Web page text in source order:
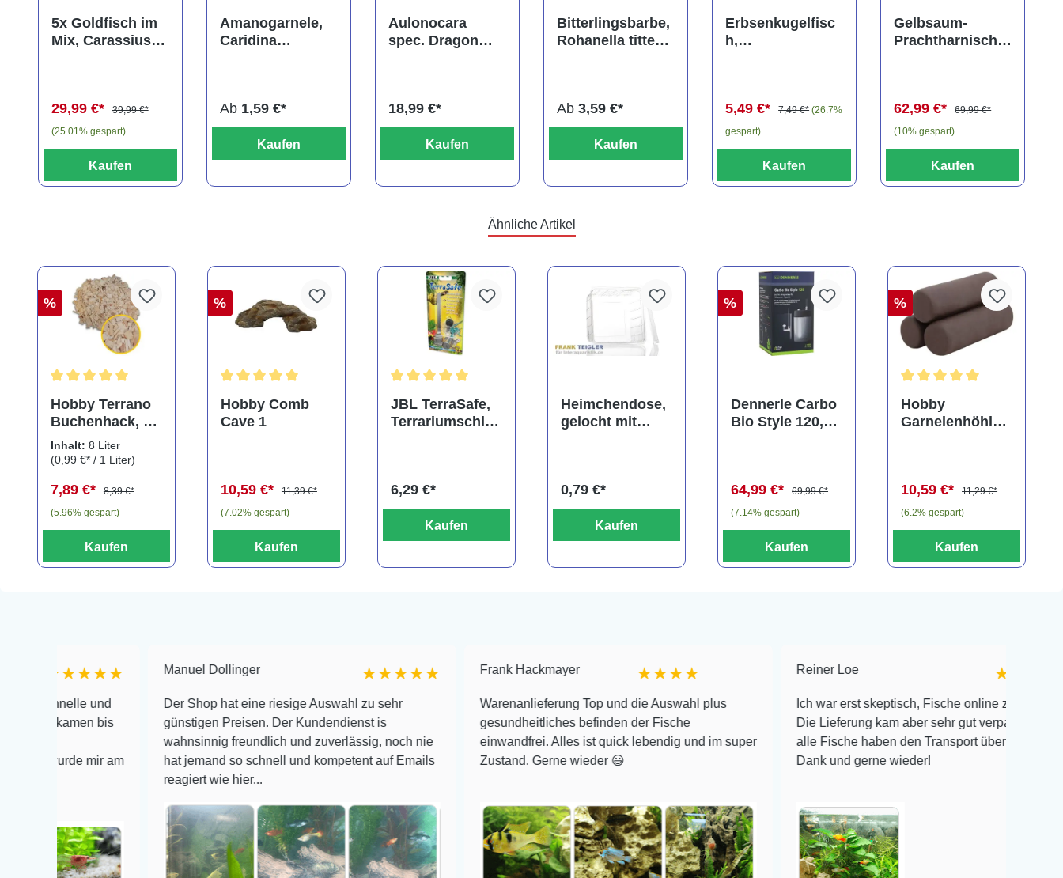
5x Goldfisch im
Mix, Carassius
29,99 €*
39,99 €*
(25.01% gespart)
Kaufen
Amanogarnele,
Caridina
Ab 1,59 €*
Kaufen
Aulonocara
spec. Dragon
18,99 €*
Kaufen
Bitterlingsbarbe,
Rohanella titteya,
Ab 3,59 €*
Kaufen
Erbsenkugelfisc
h,
5,49 €*
7,49 €* (26.7%
gespart)
Kaufen
Gelbsaum-
Prachtharnischw
62,99 €*
69,99 €*
(10% gespart)
Kaufen
Ähnliche Artikel
%
Hobby Terrano
Buchenhack, 8
Liter
Inhalt: 8 Liter
(0,99 €* / 1 Liter)
7,89 €*
8,39 €*
(5.96% gespart)
Kaufen
%
Hobby Comb
Cave 1
10,59 €*
11,39 €*
(7.02% gespart)
Kaufen
JBL TerraSafe,
Terrariumschlos
6,29 €*
Kaufen
Heimchendose,
gelocht mit
0,79 €*
Kaufen
%
Dennerle Carbo
Bio Style 120,
64,99 €*
69,99 €*
(7.14% gespart)
Kaufen
%
Hobby
Garnelenhöhle
10,59 €*
11,29 €*
(6.2% gespart)
Kaufen
mir am
Manuel Dollinger ★★★★★
Der Shop hat eine riesige Auswahl zu sehr
günstigen Preisen. Der Kundendienst is
wahnsinnig freundlich und zuverlässig, noch nie
hat jemand so schnell und kompetent auf Emails
reagiert wie hier...
Frank Hackmayer ★★★★
Warenanlieferung Top und die Auswahl plus
gesundheitliches befinden der Fische
einwandfrei. Alles ist quick lebendig und im super
Zustand. Gerne wieder 😃
Reiner Loe ★★★★★
Ich war erst skeptisch, Fische online zu bestellen!
Die Lieferung kam aber sehr gut verpackt an und
alle Fische haben den Transport überlebt! Vielen
Dank und gerne wieder!